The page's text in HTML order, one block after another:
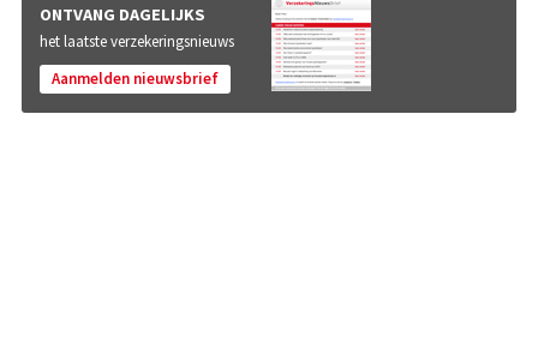
ONTVANG DAGELIJKS
het laatste verzekeringsnieuws
Aanmelden nieuwsbrief